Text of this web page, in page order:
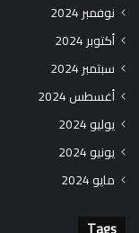
نوفمبر 2024
أكتوبر 2024
سبتمبر 2024
أغسطس 2024
يوليو 2024
يونيو 2024
مايو 2024